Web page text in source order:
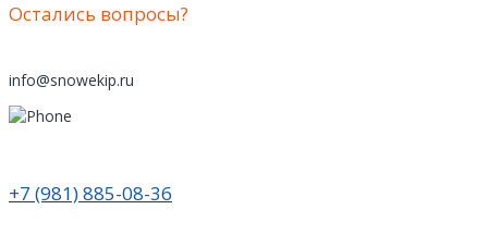
Остались вопросы?
info@snowekip.ru
+7 (981) 885-08-36